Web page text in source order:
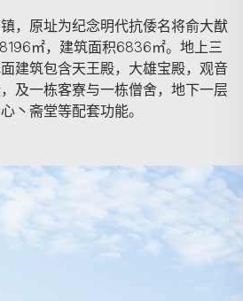
，原址为纪念明代抗倭名将俞大猷
㎡，建筑面积6836㎡。地上三
建筑包含天王殿，大雄宝殿，观音
及一栋客寮与一栋僧舍，地下一层
丶斋堂等配套功能。